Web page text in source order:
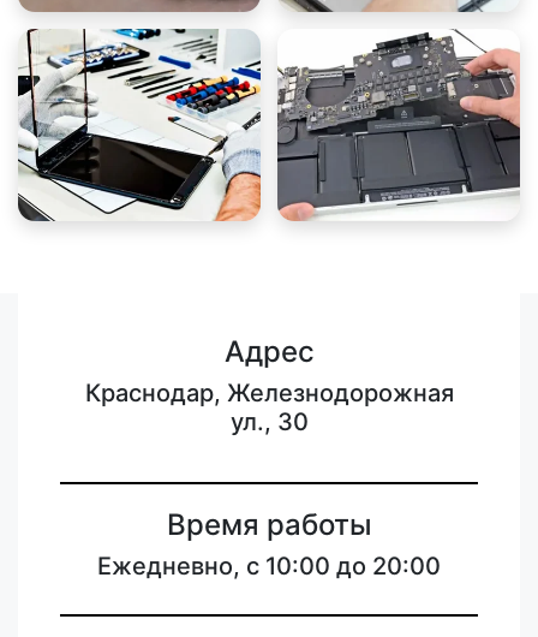
Адрес
Краснодар, Железнодорожная
ул., 30
Время работы
Ежедневно, с 10:00 до 20:00